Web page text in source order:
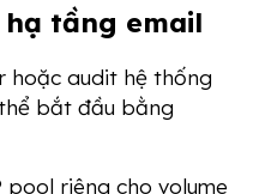
tầng email
hoặc audit hệ thống
bắt đầu bằng
riêng cho volume